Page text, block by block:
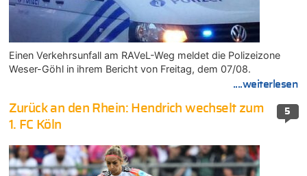
Einen Verkehrsunfall am RAVeL-Weg meldet die Polizeizone
Weser-Göhl in ihrem Bericht von Freitag, dem 07/08.
....weiterlesen
5
Zurück an den Rhein: Hendrich wechselt zum
1. FC Köln